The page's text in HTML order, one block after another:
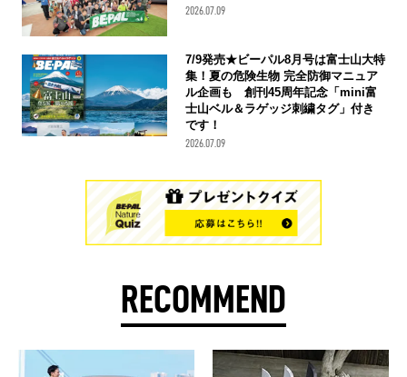
2026.07.09
7/9発売★ビーパル8月号は富士山大特
集！夏の危険生物 完全防御マニュア
ル企画も 創刊45周年記念「mini富
士山ベル＆ラゲッジ刺繍タグ」付き
です！
2026.07.09
RECOMMEND